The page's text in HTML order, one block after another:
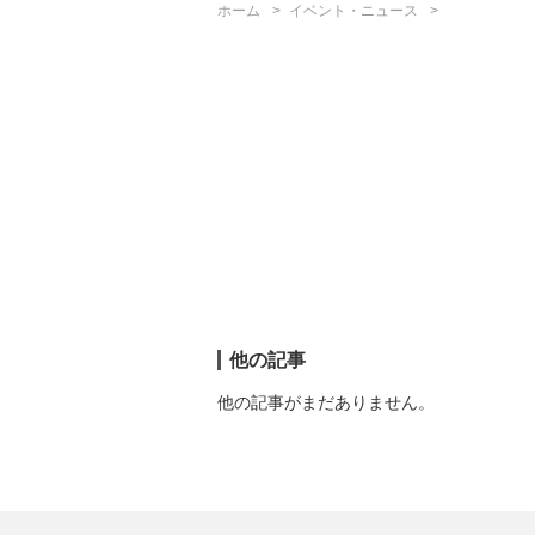
ホーム イベント・ニュース
他の記事
他の記事がまだありません。